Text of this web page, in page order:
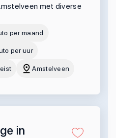
met diverse
per maand
per uur
Amstelveen
in